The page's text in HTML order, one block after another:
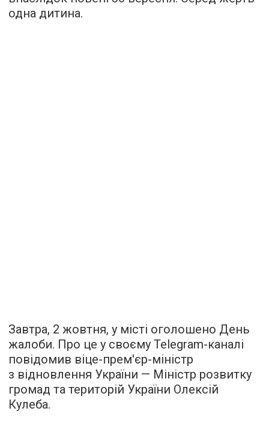
одна дитина.
Завтра, 2 жовтня, у місті оголошено День
жалоби. Про це у своєму Telegram-каналі
повідомив віце-прем'єр-міністр
з відновлення України — Міністр розвитку
громад та територій України Олексій
Кулеба.